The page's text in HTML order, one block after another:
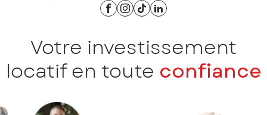
Votre investissement
locatif en toute confiance